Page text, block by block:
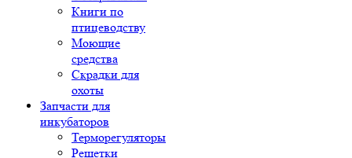
Книги по
птицеводству
Моющие
средства
Скрадки для
охоты
Запчасти для
инкубаторов
Терморегуляторы
Решетки